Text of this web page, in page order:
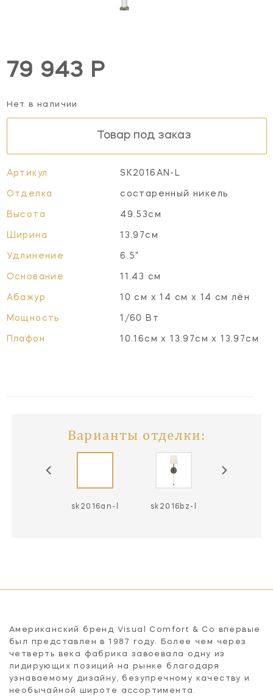
79 943 Р
Нет в наличии
Товар под заказ
Артикул SK2016AN-L
Отделка состаренный никель
Высота 49.53см
Ширина 13.97см
Удлинение 6.5"
Основание 11.43 см
Абажур 10 см x 14 см x 14 см лён
Мощность 1/60 Вт
Плафон 10.16см x 13.97см x 13.97см
Варианты отделки:
sk2016an-l sk2016bz-l
Американский бренд Visual Comfort & Co впервые
был представлен в 1987 году. Более чем через
четверть века фабрика завоевала одну из
лидирующих позиций на рынке благодаря
узнаваемому дизайну, безупречному качеству и
необычайной широте ассортимента.